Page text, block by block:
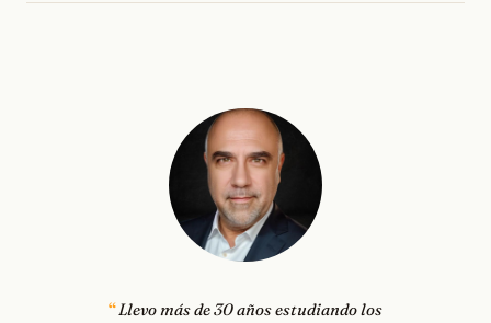
Llevo más de 30 años estudiando los